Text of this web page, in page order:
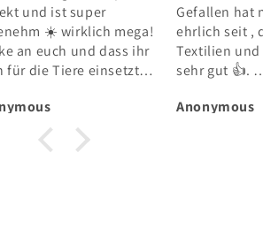
und ist super
☀️ wirklich mega!
an euch und dass ihr
für die Tiere einsetzt
Gefallen hat
ehrlich seit ,
Textilien und
sehr gut 👍.
passt sehr gut.
Anonymous